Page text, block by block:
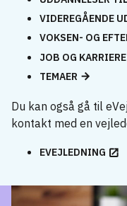
VIDEREGÅENDE
VOKSEN- OG
JOB OG KARRIERE
TEMAER
Du kan også gå til
kontakt med en
EVEJLEDNING